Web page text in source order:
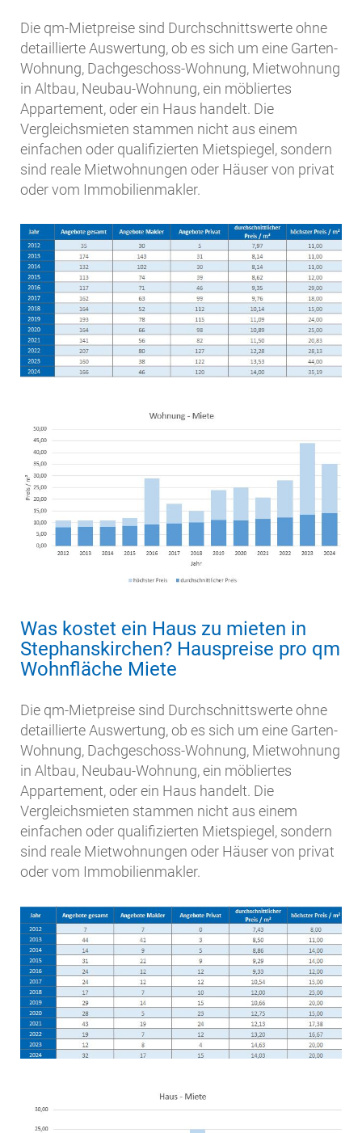
Die qm-Mietpreise sind Durchschnittswerte ohne
detaillierte Auswertung, ob es sich um eine Garten-
Wohnung, Dachgeschoss-Wohnung, Mietwohnung
in Altbau, Neubau-Wohnung, ein möbliertes
Appartement, oder ein Haus handelt. Die
Vergleichsmieten stammen nicht aus einem
einfachen oder qualifizierten Mietspiegel, sondern
sind reale Mietwohnungen oder Häuser von privat
oder vom Immobilienmakler.
Was kostet ein Haus zu mieten in
Stephanskirchen? Hauspreise pro qm
Wohnfläche Miete
Die qm-Mietpreise sind Durchschnittswerte ohne
detaillierte Auswertung, ob es sich um eine Garten-
Wohnung, Dachgeschoss-Wohnung, Mietwohnung
in Altbau, Neubau-Wohnung, ein möbliertes
Appartement, oder ein Haus handelt. Die
Vergleichsmieten stammen nicht aus einem
einfachen oder qualifizierten Mietspiegel, sondern
sind reale Mietwohnungen oder Häuser von privat
oder vom Immobilienmakler.